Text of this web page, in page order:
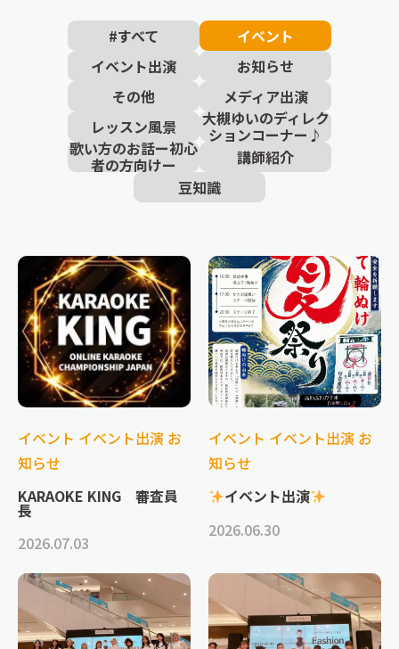
#すべて
イベント
イベント出演
お知らせ
その他
メディア出演
レッスン風景
大槻ゆいのディレク
ションコーナー♪
歌い方のお話ー初心
者の方向けー
講師紹介
豆知識
イベント イベント出演 お
知らせ
KARAOKE KING 審査員
長
2026.07.03
イベント イベント出演 お
知らせ
イベント出演
2026.06.30